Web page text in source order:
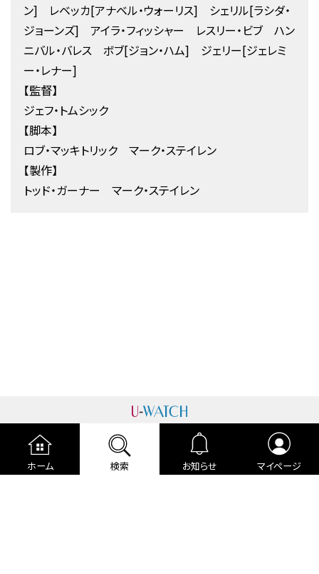
ホーム 検索 お知らせ マイページ
ン] レベッカ[アナベル・ウォーリス] シェリル[ラシダ・
ジョーンズ] アイラ・フィッシャー レスリー・ビブ ハン
ニバル・バレス ボブ[ジョン・ハム] ジェリー[ジェレミ
ー・レナー]
【監督】
ジェフ・トムシック
【脚本】
ロブ・マッキトリック マーク・ステイレン
【製作】
トッド・ガーナー マーク・ステイレン
運営者情報 プライバシーポリシー
cookieポリシー
利用規約
ご利用ガイド 編集部より
広告掲載について